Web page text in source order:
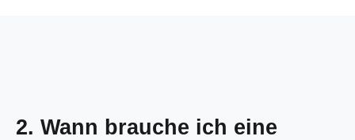
2. Wann brauche ich eine